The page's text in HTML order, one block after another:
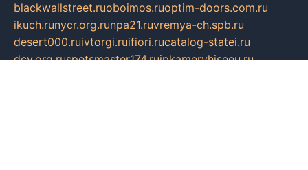
blackwallstreet.ruoboimos.ruoptim-doors.com.ru
ikuch.runycr.org.runpa21.ruvremya-ch.spb.ru
desert000.ruivtorgi.ruifiori.rucatalog-statei.ru
dcv.org.ruspetsmaster174.ruipkameryhiseeu.ru